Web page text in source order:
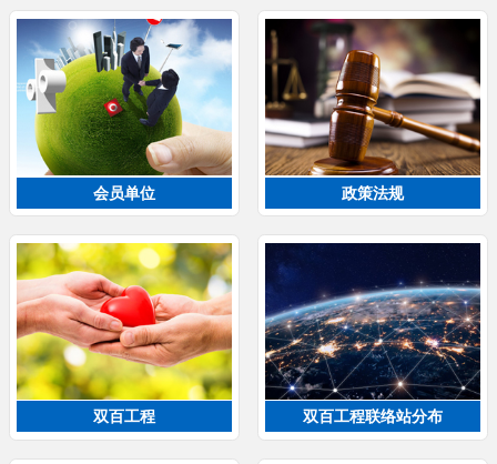
会员单位 政策法规
双百工程 双百工程联络站分布